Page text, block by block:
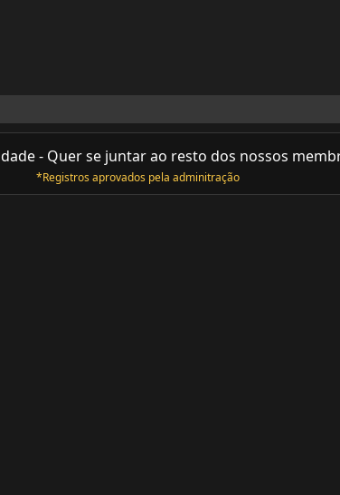
- Quer se juntar ao resto dos nossos
*Registros aprovados pela adminitração